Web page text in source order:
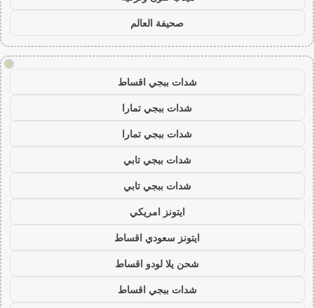
صحيفة العالم
!
شدات ببجي اقساط
شدات ببجي تمارا
شدات ببجي تمارا
شدات ببجي تابي
شدات ببجي تابي
ايتونز امريكي
ايتونز سعودي اقساط
شحن يلا لودو اقساط
شدات ببجي اقساط